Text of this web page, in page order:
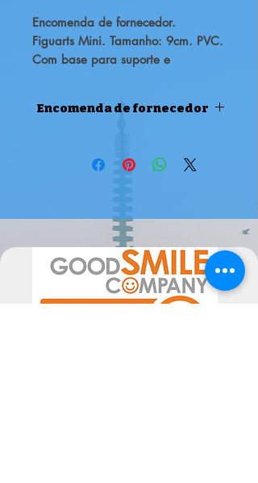
Encomenda de fornecedor.
Figuarts Mini. Tamanho: 9cm. PVC.
Com base para suporte e
colecção!
Encomenda de fornecedor
Atenção, este produto é uma
encomenda de fornecedor, pode
movimento de encomendas).
Por favor sinta-se livre para nos
contactar se tiver alguma dúvida.
A data de chegada pode sofrer
alterações, dependentes do